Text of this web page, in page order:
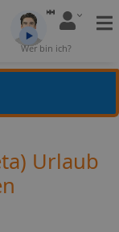
Wer bin ich?
4,67 (6) Bewerten
Urlaub